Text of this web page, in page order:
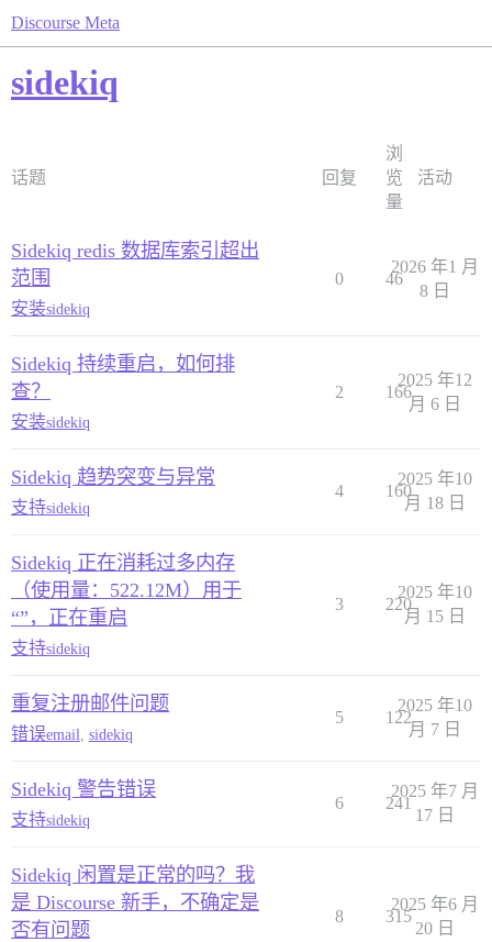
Discourse Meta
sidekiq
话题 回复
浏
览
量
活动
Sidekiq redis 数据库索引超出
范围
安装sidekiq
0 46
2026 年1 月
8 日
Sidekiq 持续重启，如何排
查？
安装sidekiq
2 166
2025 年12
月 6 日
Sidekiq 趋势突变与异常
支持sidekiq
4 160
2025 年10
月 18 日
Sidekiq 正在消耗过多内存
（使用量：522.12M）用于
“”，正在重启
支持sidekiq
3 220
2025 年10
月 15 日
重复注册邮件问题
错误email sidekiq
5 122
2025 年10
月 7 日
Sidekiq 警告错误
支持sidekiq
6 241
2025 年7 月
17 日
Sidekiq 闲置是正常的吗？我
是 Discourse 新手，不确定是
否有问题
8 315
2025 年6 月
20 日